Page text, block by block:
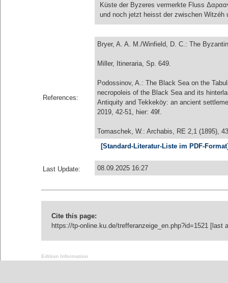
Küste der Byzeres vermerkte Fluss
und noch jetzt heisst der zwischen Witzéh
References:
Bryer, A. A. M./Winfield, D. C.: The
Miller, Itineraria, Sp. 649.
Podossinov, A.: The Black Sea on the
necropoleis of the Black Sea and its
Antiquity and Tekkeköy: an ancient
2019, 42-51, hier: 49f.
Tomaschek, W.: Archabis, RE 2,1 (1895),
[Standard-Literatur-Liste im PDF-
Last Update: 08.09.2025 16:27
Cite this page:
https://tp-online.ku.de/trefferanzeige_en.php?id=1521 [last
Edition Information